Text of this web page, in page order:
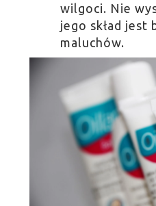
wilgoci. Nie
jego skład jest
maluchów.